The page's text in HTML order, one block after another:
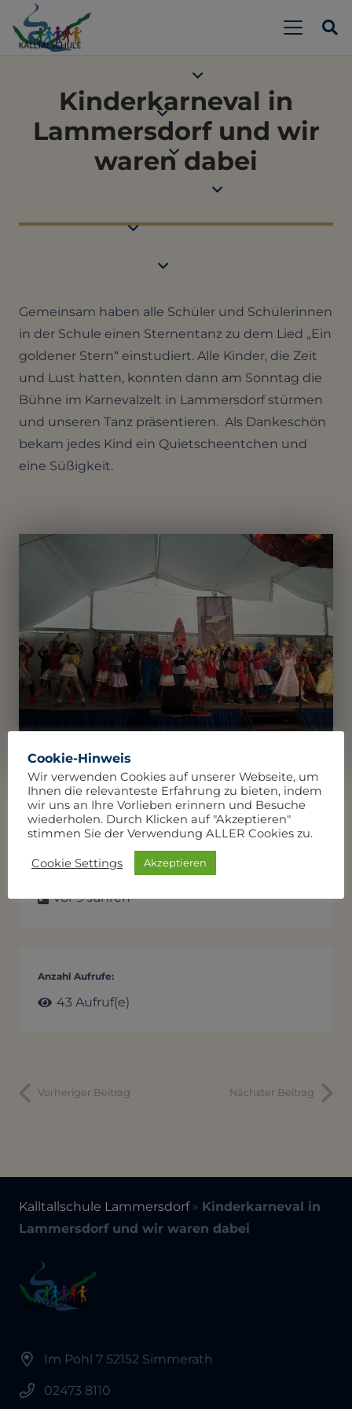
Kinderkarneval in
Lammersdorf und wir
waren dabei
Gemeinsam haben alle Schüler und Schülerinnen
in der Schule einen Sternentanz zu dem Lied „Ein
goldener Stern“ einstudiert. Alle Kinder, die Zeit
und Lust hatten, konnten dann am Sonntag die
Bühne im Karnevalzelt in Lammersdorf stürmen
und unseren Tanz präsentieren. Als Dankeschön
bekam jedes Kind ein Quietscheentchen und
eine Süßigkeit.
Datum der Veröffentlichung:
vor 9 Jahren
Anzahl Aufrufe:
43 Aufruf(e)
Vorheriger Beitrag Nächster Beitrag
Kalltallschule Lammersdorf» Kinderkarneval in
Lammersdorf und wir waren dabei
Im Pohl 7 52152 Simmerath
02473 8110
Cookie-Hinweis
Wir verwenden Cookies auf unserer Webseite, um
Ihnen die relevanteste Erfahrung zu bieten, indem
wir uns an Ihre Vorlieben erinnern und Besuche
wiederholen. Durch Klicken auf "Akzeptieren"
stimmen Sie der Verwendung ALLER Cookies zu.
Cookie Settings Akzeptieren